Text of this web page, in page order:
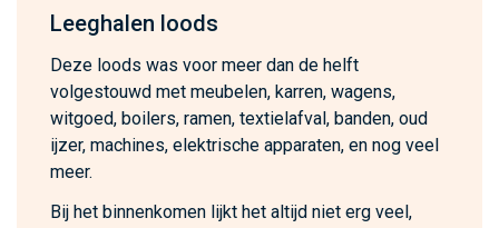
Leeghalen loods
Deze loods was voor meer dan de helft
volgestouwd met meubelen, karren, wagens,
witgoed, boilers, ramen, textielafval, banden, oud
ijzer, machines, elektrische apparaten, en nog veel
meer.
Bij het binnenkomen lijkt het altijd niet erg veel,